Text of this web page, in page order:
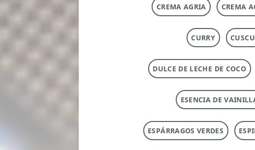
CREMA AGRIA CREMA
CURRY
DULCE DE LECHE DE COCO
ESENCIA DE
ESPÁRRAGOS VERDES